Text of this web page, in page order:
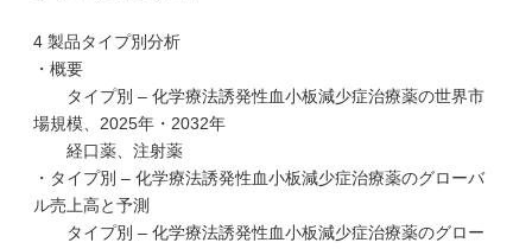
4 製品タイプ別分析
・概要
タイプ別 – 化学療法誘発性血小板減少症治療薬の世界市
場規模、2025年・2032年
経口薬、注射薬
・タイプ別 – 化学療法誘発性血小板減少症治療薬のグローバ
ル売上高と予測
タイプ別 – 化学療法誘発性血小板減少症治療薬のグロー